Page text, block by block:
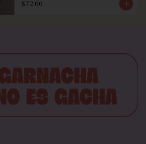
$72.00